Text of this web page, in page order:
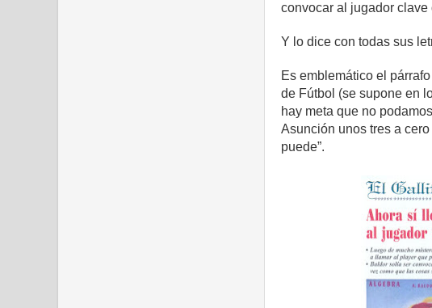
convocar al jugador clave
Y lo dice con todas sus
Es emblemático el
de Fútbol (se supone en
hay meta que no
Asunción unos tres a
puede”.